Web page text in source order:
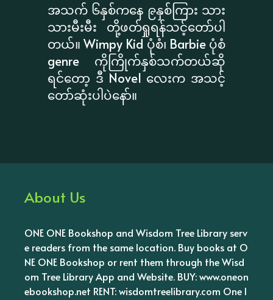
အသက် ၆နှစ်ကနေ ၉နှစ်ကြား သား
သားမီးမီး တို့ဖတ်ရှုရန်သင့်တော်ပါ
တယ်။ Wimpy Kid ပုံစံ၊ Barbie ပုံစံ
genre ကိုကြိုက်နှစ်သက်တယ်ဆို
ရင်တော့ ဒီ Novel လေးက အသင့်
တော်ဆုံးပါပဲနော်။
About Us
ONE ONE Bookshop and Wisdom Tree Library serv
e readers from the same location. Buy books at O
NE ONE Bookshop or rent them through the Wisd
om Tree Library App and Website. BUY: www.oneon
ebookshop.net RENT: wisdomtreelibrary.com One l